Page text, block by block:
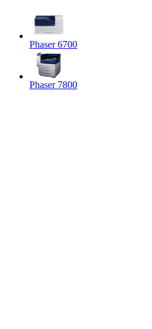
Phaser 6700
Phaser 7800